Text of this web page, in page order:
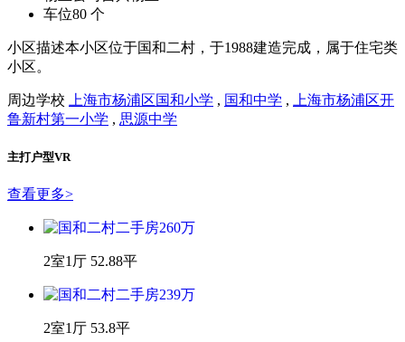
容积率 2
绿化率40%
车位
80 个
小区描述本小区位于国和二村，于1988建造完成，属于住宅类
鲁新村第一小学
主打户型VR
查看更多>
2室1厅 52.88平